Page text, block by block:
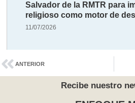
Salvador de la RMTR para
religioso como motor de
11/07/2026
ANTERIOR
Recibe nuestro